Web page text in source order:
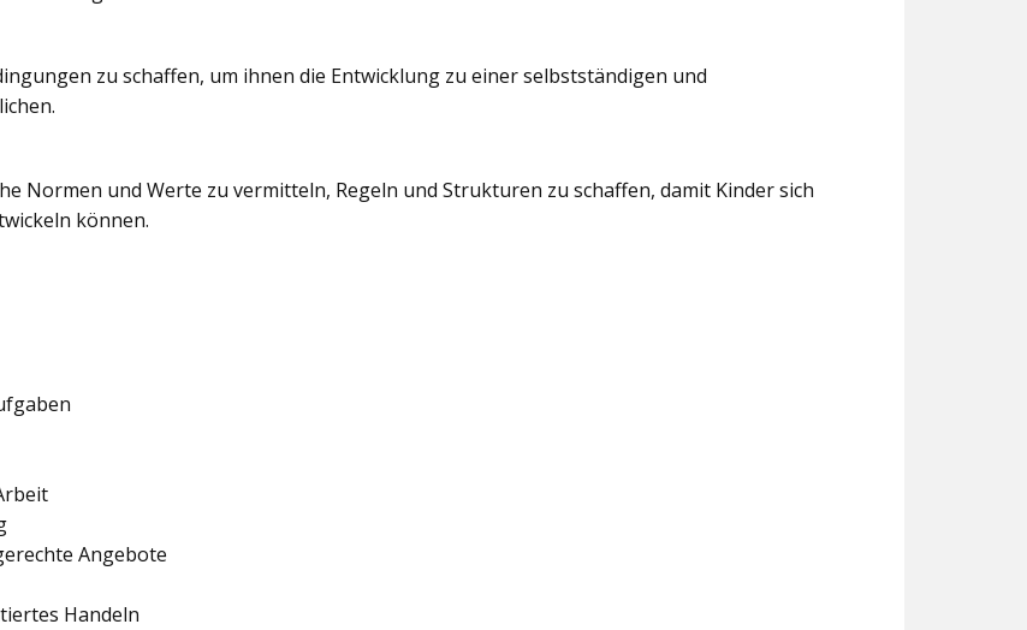
zu schaffen, um ihnen die Entwicklung zu einer selbstständigen und
Normen und Werte zu vermitteln, Regeln und Strukturen zu schaffen, damit Kinder sich
können.
Angebote
Handeln